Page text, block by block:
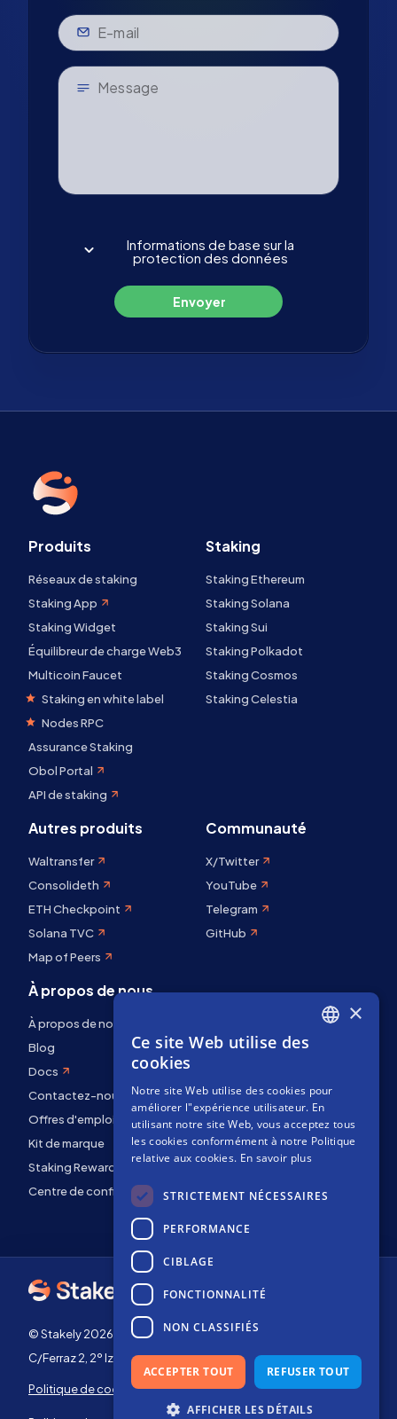
Informations de base sur la
protection des données
Envoyer
Produits
Réseaux de staking
Staking App
Staking Widget
Équilibreur de charge Web3
Multicoin Faucet
Staking en white label
Nodes RPC
Assurance Staking
Obol Portal
API de staking
Staking
Staking Ethereum
Staking Solana
Staking Sui
Staking Polkadot
Staking Cosmos
Staking Celestia
Autres produits
Waltransfer
Consolideth
ETH Checkpoint
Solana TVC
Map of Peers
Communauté
X/Twitter
YouTube
Telegram
GitHub
À propos de nous
À propos de nous
Blog
Docs
Contactez-nous
Offres d'emploi
Kit de marque
Staking Rewards
Centre de confidentialité
© Stakely 2026 | Stakely, S.L. | NIF B72551682
C/Ferraz 2, 2º Izq, 28008, Madrid, Espagne
Politique de cookies
Conditions générales
d'utilisation
FRENCH
×
Ce site Web utilise des
cookies
Notre site Web utilise des cookies pour
améliorer l"expérience utilisateur. En
utilisant notre site Web, vous acceptez tous
les cookies conformément à notre Politique
relative aux cookies. En savoir plus
STRICTEMENT NÉCESSAIRES
PERFORMANCE
CIBLAGE
FONCTIONNALITÉ
NON CLASSIFIÉS
ACCEPTER TOUT REFUSER TOUT
AFFICHER LES DÉTAILS